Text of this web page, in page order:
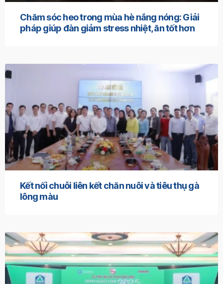
Chăm sóc heo trong mùa hè nắng nóng: Giải
pháp giúp đàn giảm stress nhiệt, ăn tốt hơn
Kết nối chuỗi liên kết chăn nuôi và tiêu thụ gà
lông màu